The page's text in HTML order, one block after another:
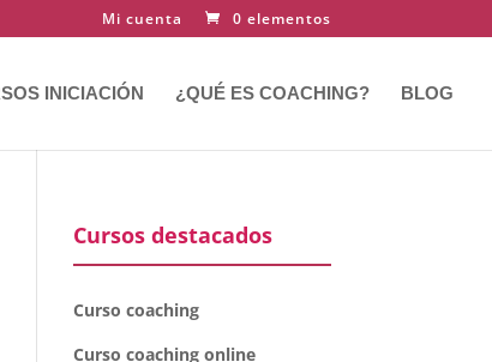
Mi cuenta 0 elementos
INICIACIÓN ¿QUÉ ES COACHING? BLOG
Cursos destacados
Curso coaching
Curso coaching online